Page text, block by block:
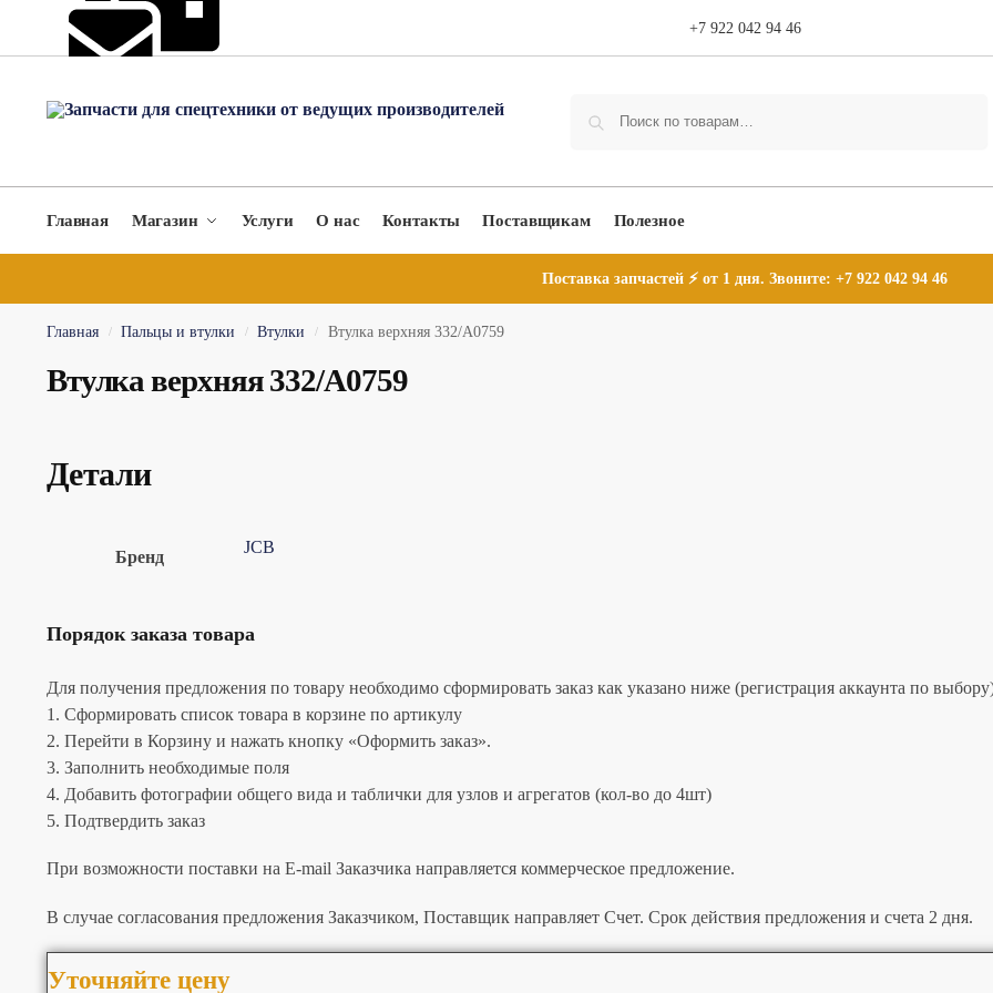
+7 922 042 94 46
Главная Магазин Услуги О нас Контакты Поставщикам Полезное
Поставка запчастей ⚡ от 1 дня. Звоните: +7 922 042 94 46
Главная / Пальцы и втулки / Втулки / Втулка верхняя 332/A0759
Втулка верхняя 332/A0759
Детали
Бренд
JCB
Порядок заказа товара
Для получения предложения по товару необходимо сформировать заказ как указано ниже (регистрация аккаунта по
1. Сформировать список товара в корзине по артикулу
2. Перейти в Корзину и нажать кнопку «Оформить заказ».
3. Заполнить необходимые поля
4. Добавить фотографии общего вида и таблички для узлов и агрегатов (кол-во до 4шт)
5. Подтвердить заказ
При возможности поставки на E-mail Заказчика направляется коммерческое предложение.
В случае согласования предложения Заказчиком, Поставщик направляет Счет. Срок действия предложения и счета 2 дня.
Уточняйте цену